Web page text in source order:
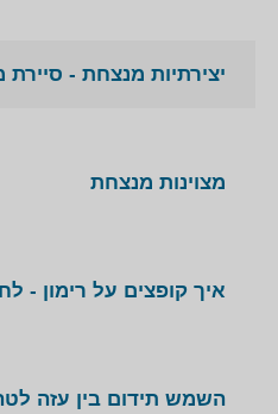
יצירתיות מנצחת -
מצוינות מנצחת
איך קופצים על רימון -
השמש תידום בין עזה